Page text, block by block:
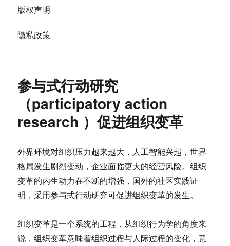
版权声明
隐私政策
参与式行动研究
（participatory action
research ）促进组织变革
外界环境对组织压力越来越大，人工智能兴起，世界
格局发生剧烈变动，企业面临更大的经营风险。组织
变革的内生动力在不断的增强，国外的社区实践证
明，采用参与式行动研究可促进组织变革的发生。
组织变革是一个系统的工程，从组织行为学的角度来
说，组织变革意味着组织过程与人际过程的变化，意